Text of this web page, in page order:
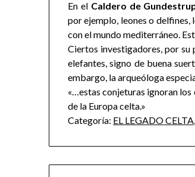
En el Caldero de
por ejemplo, leones o
con el mundo mediterráneo.
Ciertos investigadores, por su
elefantes, signo de buena
embargo, la arqueóloga
«…estas conjeturas ignoran
de la Europa celta.»
Categoría: EL LEGADO CELTA